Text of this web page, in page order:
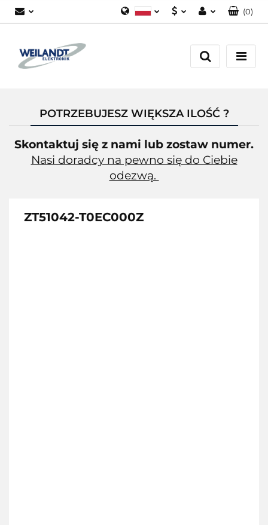
Załóż konto
(0)
POTRZEBUJESZ WIĘKSZA ILOŚĆ ?
Skontaktuj się z nami lub zostaw numer.
Nasi doradcy na pewno się do Ciebie
odezwą.
ZT51042-T0EC000Z